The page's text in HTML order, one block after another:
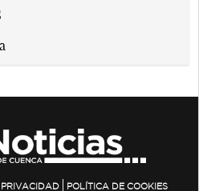
POLÍTICA DE COOKIES